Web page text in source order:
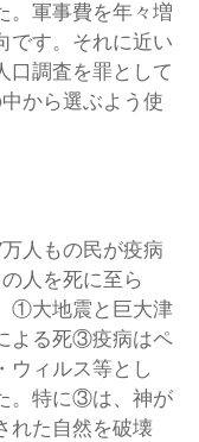
。軍事費を年々増
です。それに近い
口調査を罪として
から選ぶよう使
人もの民が疫病
人を死に至ら
①大地震と巨大津
よる死③疫病はペ
ウィルス等とし
。特に③は、神が
れた自然を破壊